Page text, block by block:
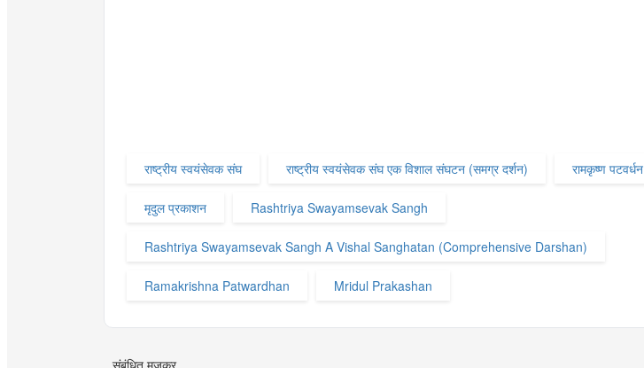
राष्ट्रीय स्वयंसेवक संघ राष्ट्रीय स्वयंसेवक संघ एक विशाल संघटन (समग्र दर्शन) रामकृष्ण पटवर्धन
मृदुल प्रकाशन Rashtriya Swayamsevak Sangh
Rashtriya Swayamsevak Sangh A Vishal Sanghatan (Comprehensive Darshan)
Ramakrishna Patwardhan Mridul Prakashan